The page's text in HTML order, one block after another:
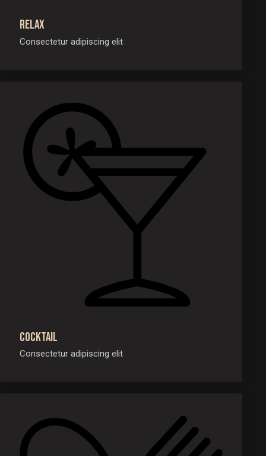
Relax
Consectetur adipiscing elit
Cocktail
Consectetur adipiscing elit